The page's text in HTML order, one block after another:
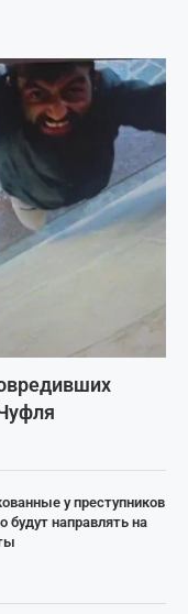
у преступников
будут направлять на